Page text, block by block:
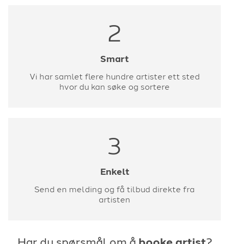
2
Smart
Vi har samlet flere hundre artister ett sted
hvor du kan søke og sortere
3
Enkelt
Send en melding og få tilbud direkte fra
artisten